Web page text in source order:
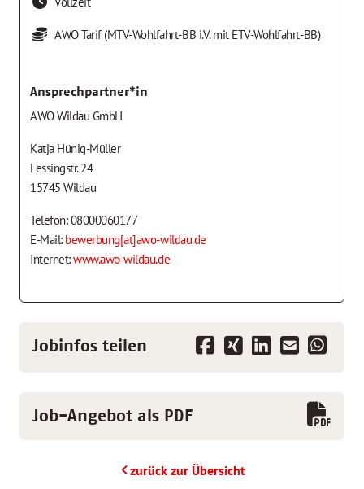
AWO Tarif (MTV-Wohlfahrt-BB i.V. mit ETV-Wohlfahrt-BB)
Ansprechpartner*in
AWO Wildau GmbH
Katja Hünig-Müller
Lessingstr. 24
15745 Wildau
Telefon: 08000060177
E-Mail: bewerbung[at]awo-wildau.de
Internet:www.awo-wildau.de
Jobinfos teilen
Job-Angebot als PDF
zurück zur Übersicht